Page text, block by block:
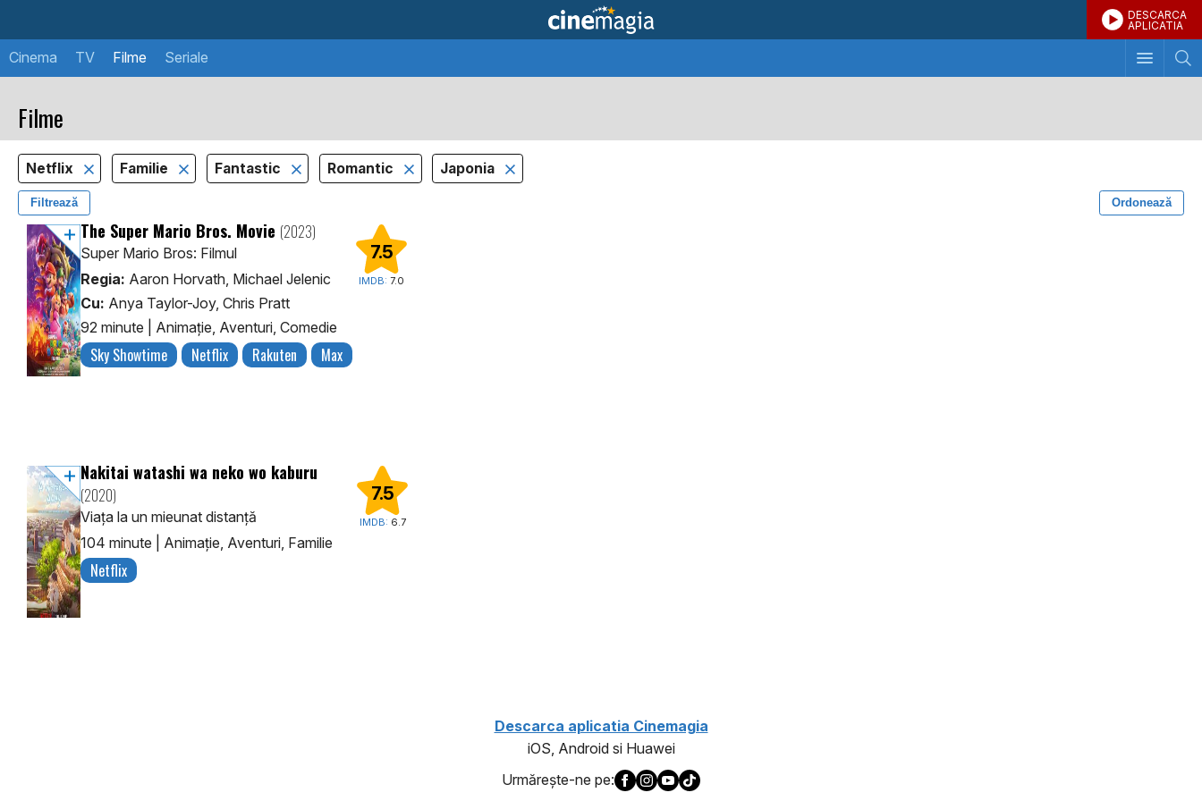
DESCARCA
APLICATIA
Cinema TV Filme Seriale
Filme
Netflix Familie Fantastic Romantic Japonia
Filtrează Ordonează
7.5
IMDB: 7.0
The Super Mario Bros. Movie (2023)
Super Mario Bros: Filmul
Regia: Aaron Horvath, Michael Jelenic
Cu: Anya Taylor-Joy, Chris Pratt
92 minute
Animaţie, Aventuri, Comedie
Sky Showtime Netflix Rakuten Max
7.5
IMDB: 6.7
Nakitai watashi wa neko wo kaburu
(2020)
Viața la un mieunat distanță
104 minute
Animaţie, Aventuri, Familie
Netflix
Descarca aplicatia Cinemagia
iOS, Android si Huawei
Urmăreşte-ne pe: